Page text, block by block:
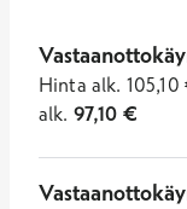
Hinta alk. 105,10
alk. 97,10 €